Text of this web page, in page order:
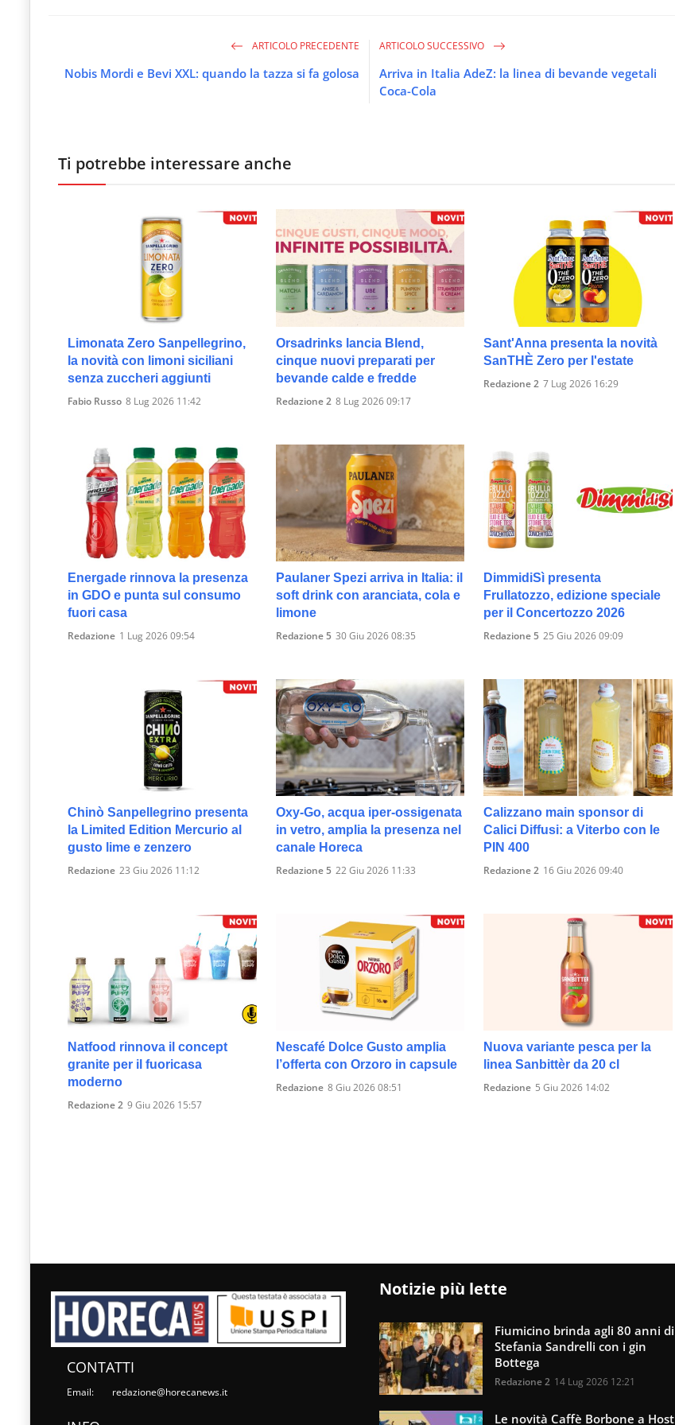
ARTICOLO PRECEDENTE
Nobis Mordi e Bevi XXL: quando la tazza si fa golosa
ARTICOLO SUCCESSIVO
Arriva in Italia AdeZ: la linea di bevande vegetali
Coca-Cola
Ti potrebbe interessare anche
Limonata Zero Sanpellegrino,
la novità con limoni siciliani
senza zuccheri aggiunti
Fabio Russo 8 Lug 2026 11:42
Orsadrinks lancia Blend,
cinque nuovi preparati per
bevande calde e fredde
Redazione 2 8 Lug 2026 09:17
Sant'Anna presenta la novità
SanTHÈ Zero per l'estate
Redazione 2 7 Lug 2026 16:29
Energade rinnova la presenza
in GDO e punta sul consumo
fuori casa
Redazione 1 Lug 2026 09:54
Paulaner Spezi arriva in Italia: il
soft drink con aranciata, cola e
limone
Redazione 5 30 Giu 2026 08:35
DimmidiSì presenta
Frullatozzo, edizione speciale
per il Concertozzo 2026
Redazione 5 25 Giu 2026 09:09
Chinò Sanpellegrino presenta
la Limited Edition Mercurio al
gusto lime e zenzero
Redazione 23 Giu 2026 11:12
Oxy-Go, acqua iper-ossigenata
in vetro, amplia la presenza nel
canale Horeca
Redazione 5 22 Giu 2026 11:33
Calizzano main sponsor di
Calici Diffusi: a Viterbo con le
PIN 400
Redazione 2 16 Giu 2026 09:40
Natfood rinnova il concept
granite per il fuoricasa
moderno
Redazione 2 9 Giu 2026 15:57
Nescafé Dolce Gusto amplia
l’offerta con Orzoro in capsule
Redazione 8 Giu 2026 08:51
Nuova variante pesca per la
linea Sanbittèr da 20 cl
Redazione 5 Giu 2026 14:02
CONTATTI
Email: redazione@horecanews.it
Notizie più lette
Fiumicino brinda agli 80 anni di
Stefania Sandrelli con i gin
Bottega
Redazione 2 14 Lug 2026 12:21
Le novità Caffè Borbone a Host